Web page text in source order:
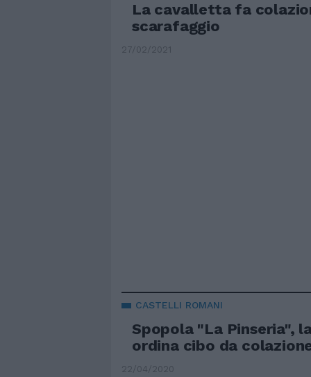
La cavalletta fa
scarafaggio
27/02/2021
CASTELLI ROMANI
Spopola "La Pinseria",
ordina cibo da
22/04/2020